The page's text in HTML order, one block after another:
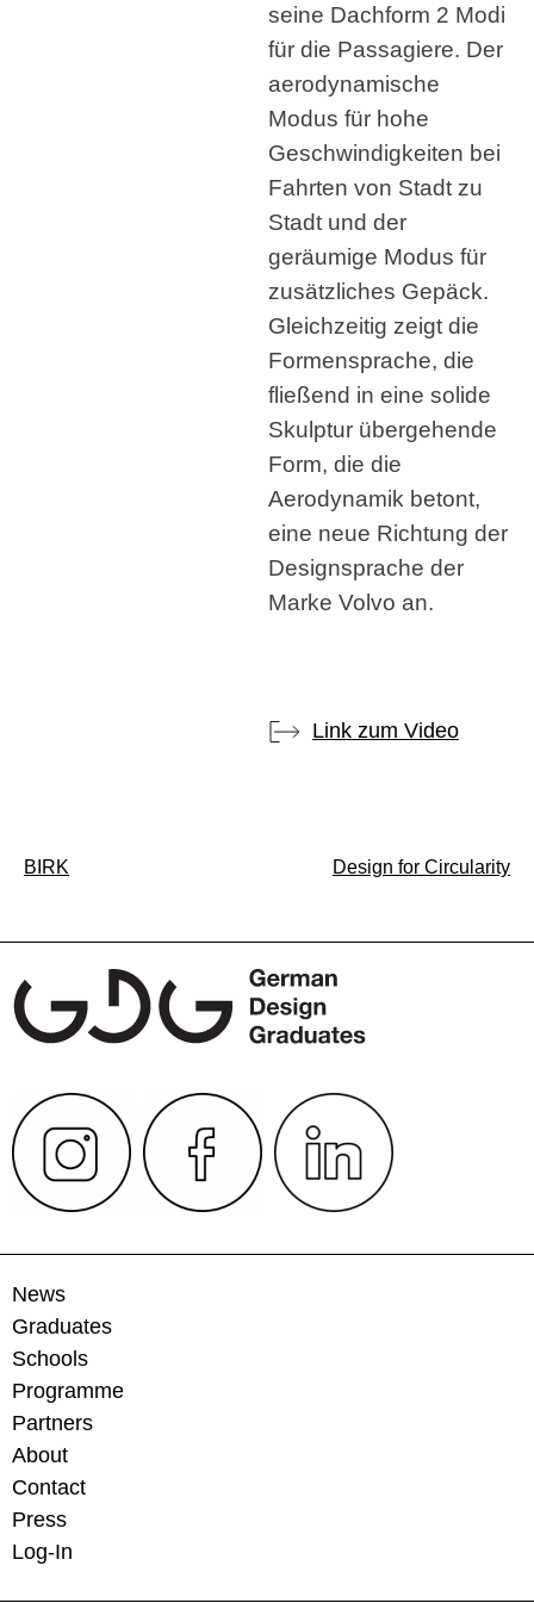
seine Dachform 2 Modi
für die Passagiere. Der
aerodynamische
Modus für hohe
Geschwindigkeiten bei
Fahrten von Stadt zu
Stadt und der
geräumige Modus für
zusätzliches Gepäck.
Gleichzeitig zeigt die
Formensprache, die
fließend in eine solide
Skulptur übergehende
Form, die die
Aerodynamik betont,
eine neue Richtung der
Designsprache der
Marke Volvo an.
Link zum Video
Beitragsnavigation
BIRK Design for Circularity
News
Graduates
Schools
Programme
Partners
About
Contact
Press
Log-In